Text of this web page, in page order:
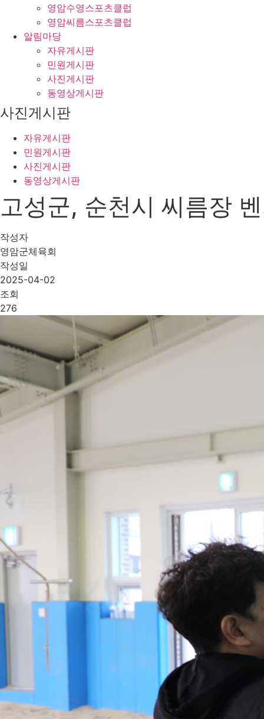
영암수영스포츠클럽
영암씨름스포츠클럽
알림마당
자유게시판
민원게시판
사진게시판
동영상게시판
사진게시판
자유게시판
민원게시판
사진게시판
동영상게시판
고성군, 순천시 씨름장
작성자
영암군체육회
작성일
2025-04-02
조회
276